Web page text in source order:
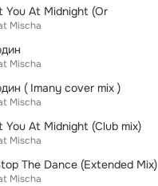
You At Midnight (Or
Mischa
Mischa
( Imany cover mix )
Mischa
You At Midnight (Club mix)
Mischa
The Dance (Extended Mix)
Mischa